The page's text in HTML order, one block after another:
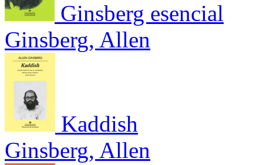
Ginsberg esencial
Ginsberg, Allen
Kaddish
Ginsberg, Allen